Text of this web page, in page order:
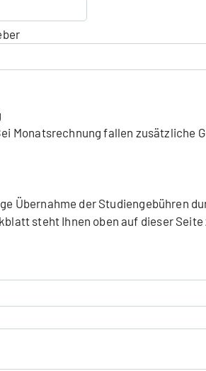
Monatsrechnung fallen zusätzliche
Übernahme der Studiengebühren